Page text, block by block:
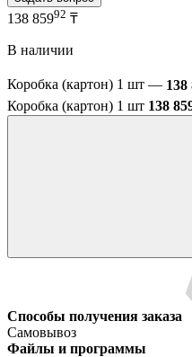
138 85992 ₸
В наличии
Коробка (картон) 1 шт — 138
Коробка (картон) 1 шт 138
Способы получения заказа
Самовывоз
Файлы и программы